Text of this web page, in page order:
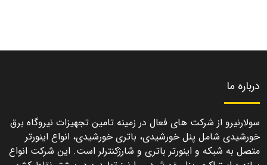
درباره ما
سولارنیرو از شرکت های فعال در زمینه تامین تجهیزات نیروگاه برق
خورشیدی شامل پنل خورشیدی، باتری خورشیدی، انواع اینورتر
متصل به شبکه و اینورتر باتری و شارژکنترلر است. این شرکت انواع